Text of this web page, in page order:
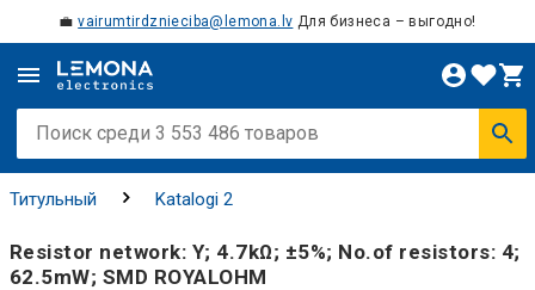
💼vairumtirdznieciba@lemona.lv Для бизнеса – выгодно!
Титульный Katalogi 2
Resistor network: Y; 4.7kΩ; ±5%; No.of resistors: 4;
62.5mW; SMD ROYALOHM